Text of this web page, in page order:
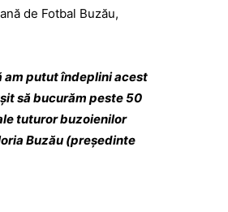
de Fotbal Buzău,
am putut îndeplini acest
să bucurăm peste 50
tuturor buzoienilor
Buzău (preşedinte